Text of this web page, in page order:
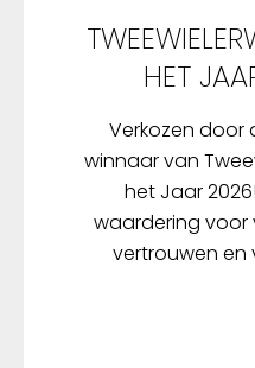
HET
Verkozen door
winnaar van
het Jaar
waardering voor
vertrouwen en